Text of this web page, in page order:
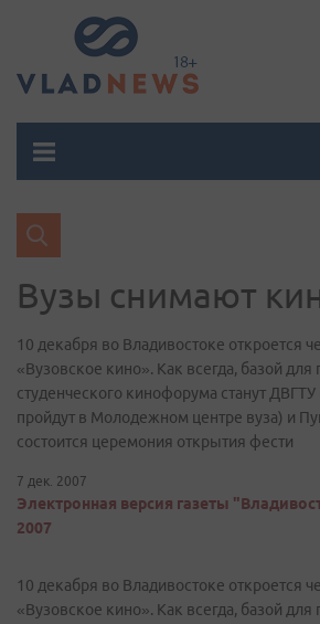
Вузы снимают
10 декабря во Владивостоке откроется
«Вузовское кино». Как всегда, базой для
студенческого кинофорума станут
пройдут в Молодежном центре вуза) и
состоится церемония открытия фести
7 дек. 2007
Электронная версия газеты
2007
10 декабря во Владивостоке откроется
«Вузовское кино». Как всегда, базой для